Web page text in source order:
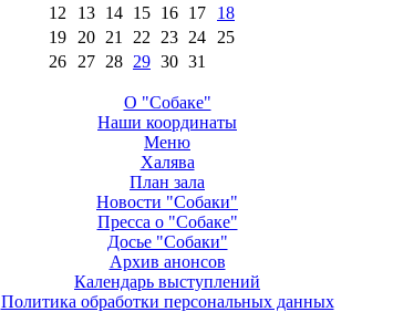
12
13 14 15 16 17
18
19
20 21 22 23 24
25
26
27 28 29 30 31
О "Собаке"
Наши координаты
Меню
Халява
План зала
Новости "Собаки"
Пресса о "Собаке"
Досье "Собаки"
Архив анонсов
Календарь выступлений
Политика обработки персональных данных